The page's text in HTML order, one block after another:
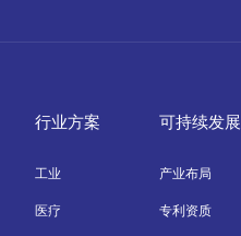
行业方案
工业
医疗
可持续发展
产业布局
专利资质